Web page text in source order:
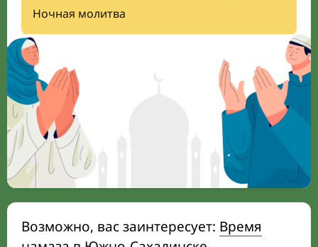
Ночная молитва
Возможно, вас заинтересует: Время